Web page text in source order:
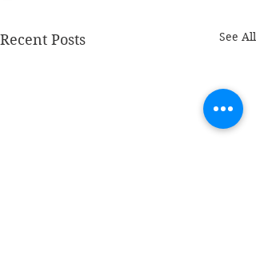
Recent Posts See All